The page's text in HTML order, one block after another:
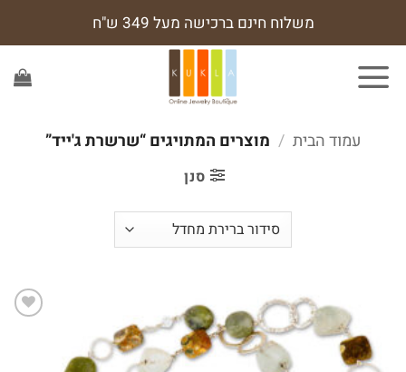
משלוח חינם ברכישה מעל 349 ש"ח
עמוד הבית / מוצרים המתויגים “שרשרת ג'ייד”
סנן